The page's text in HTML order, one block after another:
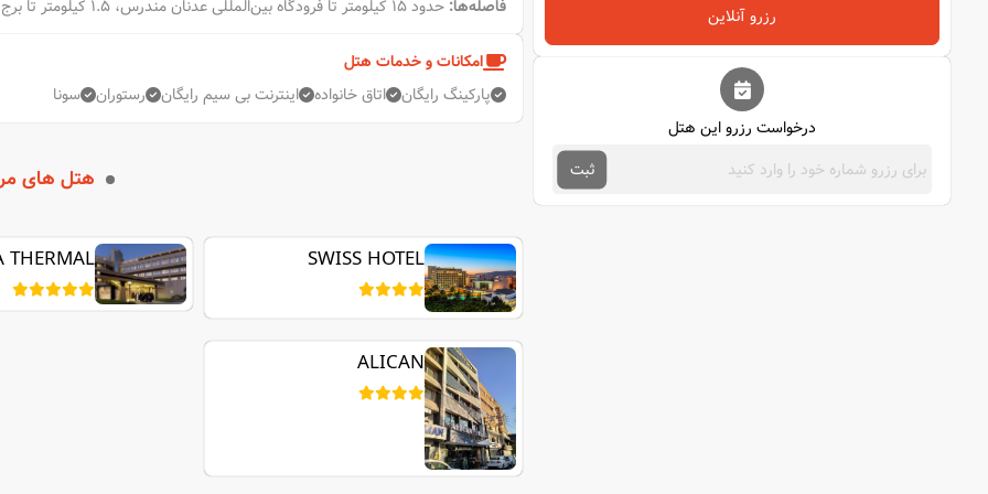
رزرو آنلاین
درخواست رزرو این هتل
ثبت
فاصله‌ها: حدود ۱۵ کیلومتر تا فرودگاه بین‌المللی عدنان مندرس، ۱.۵ کیلومتر تا برج ساعت ازمیر و ۵۰۰ متر تا مرکز نمایشگاه بین‌المللی.
امکانات و خدمات هتل
پارکینگ رایگان
اتاق خانواده اینترنت بی سیم رایگان رستوران سونا
هتل های
SWISS HOTEL
THERMAL
ALICAN